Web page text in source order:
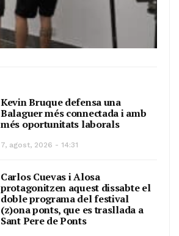
Kevin Bruque defensa una
Balaguer més connectada i amb
més oportunitats laborals
7, agost, 2026 - 14:31
Carlos Cuevas i Alosa
protagonitzen aquest dissabte el
doble programa del festival
(z)ona ponts, que es trasllada a
Sant Pere de Ponts